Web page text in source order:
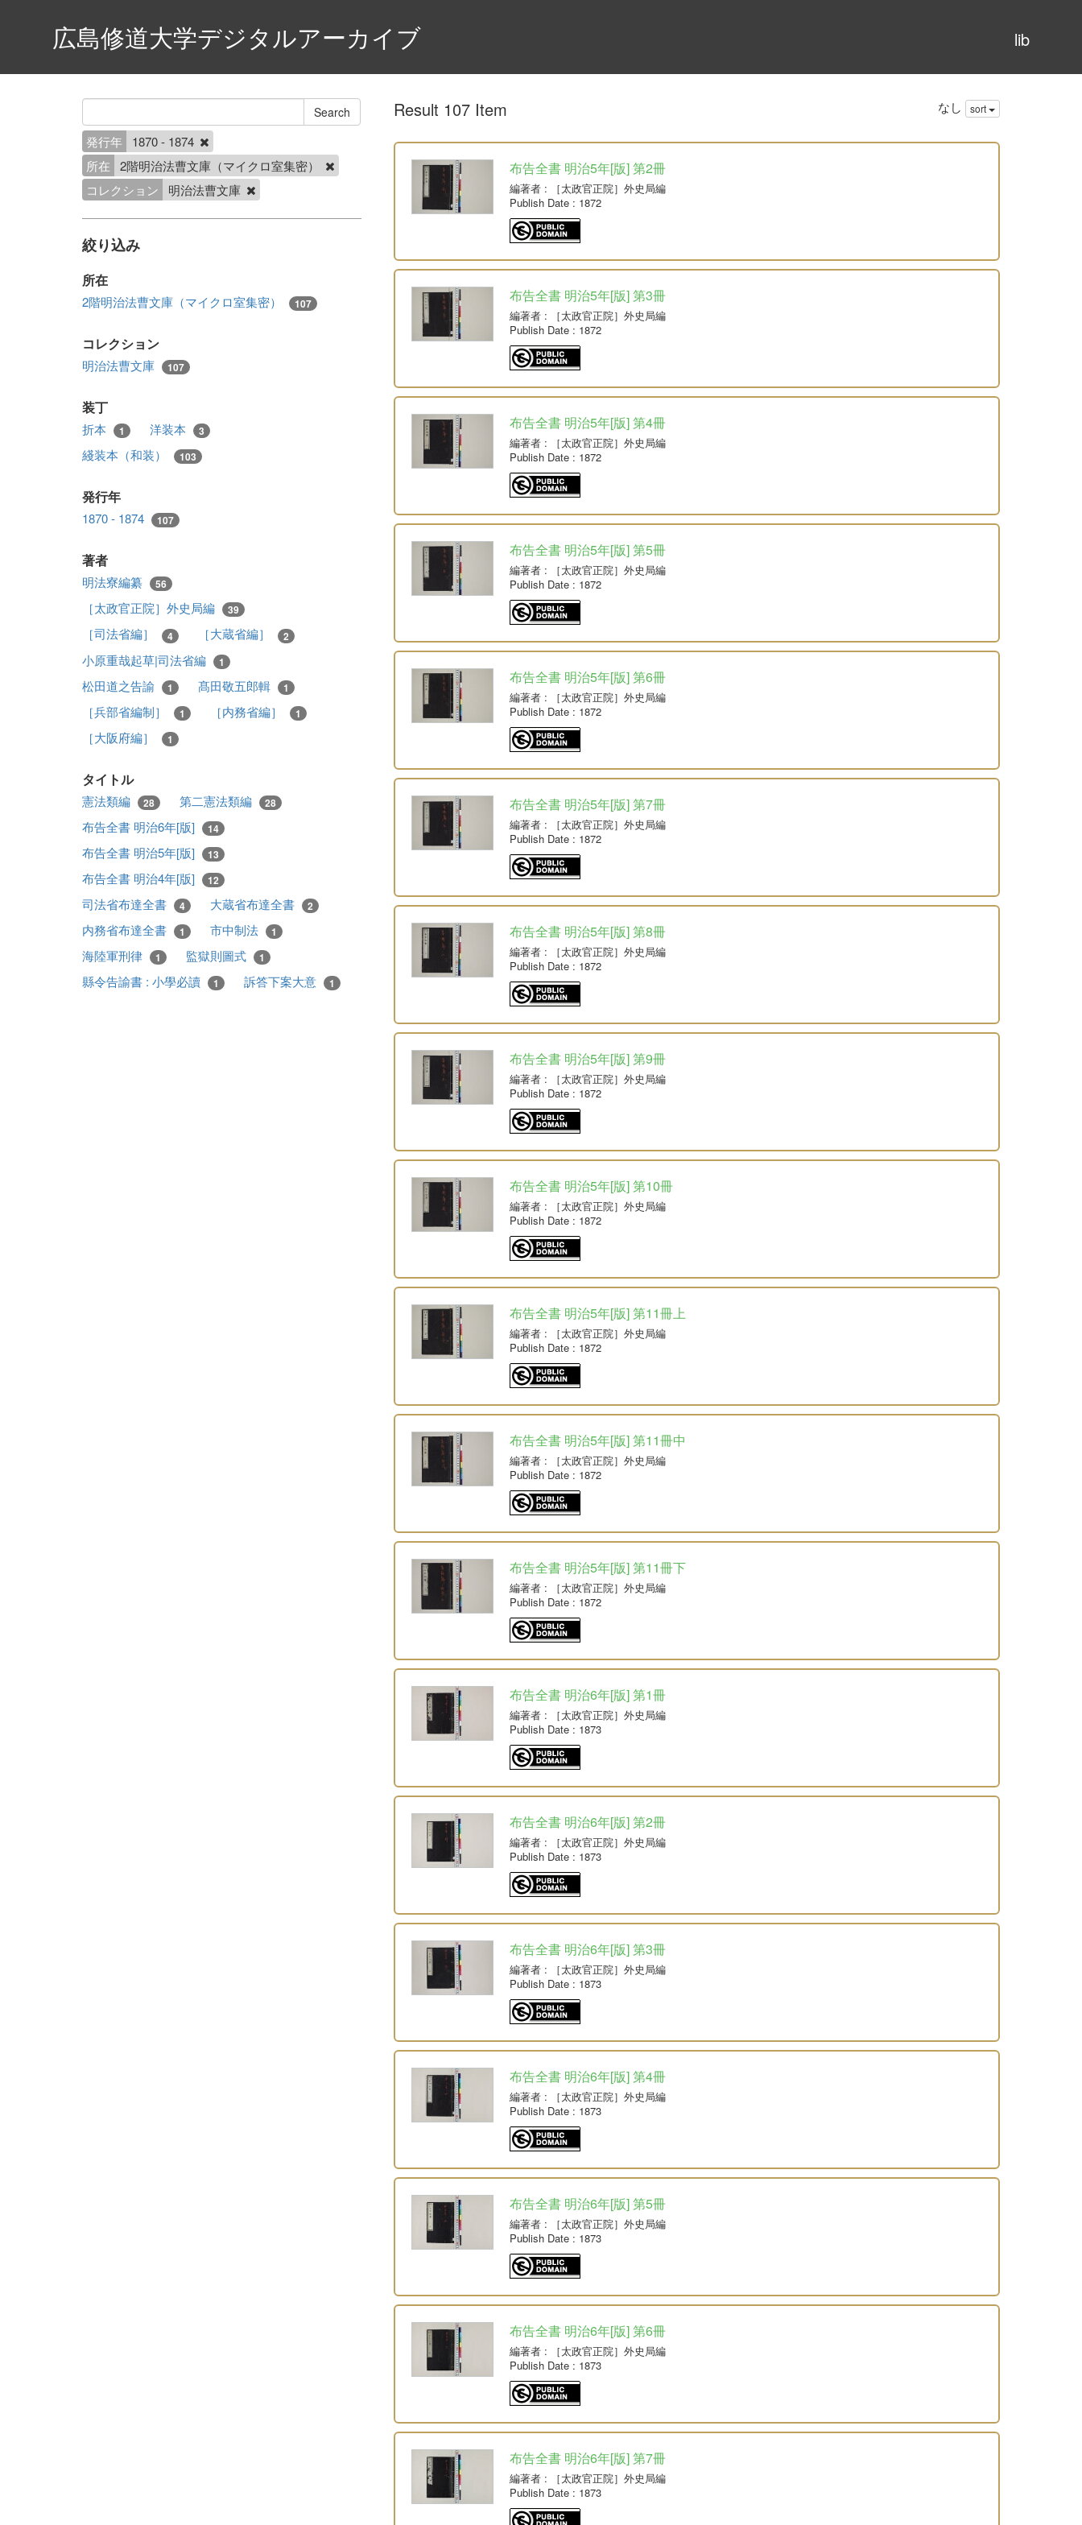
lib
広島修道大学デジタルアーカイブ
発行年
1870 - 1874
所在
2階明治法曹文庫（マイクロ室集密）
コレクション
明治法曹文庫
絞り込み
所在
2階明治法曹文庫（マイクロ室集密） 107
コレクション
明治法曹文庫 107
装丁
折本 1 洋装本 3
綫装本（和装） 103
発行年
1870 - 1874 107
著者
明法寮編纂 56
［太政官正院］外史局編 39
［司法省編］ 4 ［大蔵省編］ 2
小原重哉起草|司法省編 1
松田道之告諭 1 髙田敬五郎輯 1
［兵部省編制］ 1 ［内務省編］ 1
［大阪府編］ 1
タイトル
憲法類編 28 第二憲法類編 28
布告全書 明治6年[版] 14
布告全書 明治5年[版] 13
布告全書 明治4年[版] 12
司法省布達全書 4 大蔵省布達全書 2
内務省布達全書 1 市中制法 1
海陸軍刑律 1 監獄則圖式 1
縣令告諭書 : 小學必讀 1 訴答下案大意 1
Result 107 Item なし sort
布告全書 明治5年[版] 第2冊
編著者: ［太政官正院］外史局編
Publish Date: 1872
布告全書 明治5年[版] 第3冊
編著者: ［太政官正院］外史局編
Publish Date: 1872
布告全書 明治5年[版] 第4冊
編著者: ［太政官正院］外史局編
Publish Date: 1872
布告全書 明治5年[版] 第5冊
編著者: ［太政官正院］外史局編
Publish Date: 1872
布告全書 明治5年[版] 第6冊
編著者: ［太政官正院］外史局編
Publish Date: 1872
布告全書 明治5年[版] 第7冊
編著者: ［太政官正院］外史局編
Publish Date: 1872
布告全書 明治5年[版] 第8冊
編著者: ［太政官正院］外史局編
Publish Date: 1872
布告全書 明治5年[版] 第9冊
編著者: ［太政官正院］外史局編
Publish Date: 1872
布告全書 明治5年[版] 第10冊
編著者: ［太政官正院］外史局編
Publish Date: 1872
布告全書 明治5年[版] 第11冊上
編著者: ［太政官正院］外史局編
Publish Date: 1872
布告全書 明治5年[版] 第11冊中
編著者: ［太政官正院］外史局編
Publish Date: 1872
布告全書 明治5年[版] 第11冊下
編著者: ［太政官正院］外史局編
Publish Date: 1872
布告全書 明治6年[版] 第1冊
編著者: ［太政官正院］外史局編
Publish Date: 1873
布告全書 明治6年[版] 第2冊
編著者: ［太政官正院］外史局編
Publish Date: 1873
布告全書 明治6年[版] 第3冊
編著者: ［太政官正院］外史局編
Publish Date: 1873
布告全書 明治6年[版] 第4冊
編著者: ［太政官正院］外史局編
Publish Date: 1873
布告全書 明治6年[版] 第5冊
編著者: ［太政官正院］外史局編
Publish Date: 1873
布告全書 明治6年[版] 第6冊
編著者: ［太政官正院］外史局編
Publish Date: 1873
布告全書 明治6年[版] 第7冊
編著者: ［太政官正院］外史局編
Publish Date: 1873